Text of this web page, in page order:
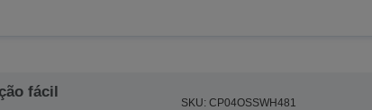
fácil
SKU: CP04OSSWH481